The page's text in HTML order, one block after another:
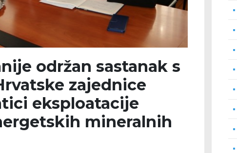
održan sastanak s
zajednice
eksploatacije
mineralnih